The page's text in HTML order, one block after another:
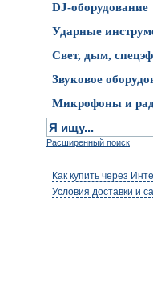
DJ-оборудование
Ударные
Свет, дым,
Звуковое
Микрофоны и
Расширенный поиск
Как купить через
Условия доставки и